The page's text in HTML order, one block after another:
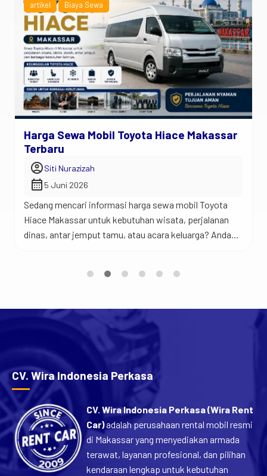
artikel Biaya Sewa
Harga Sewa Mobil Toyota Hiace Makassar
Terbaru
account_circleSiti Nurazizah
calendar_month 5 Juni 2026
Sedang mencari informasi harga sewa mobil Toyota
Hiace Makassar untuk kebutuhan wisata, perjalanan
dinas, antar jemput tamu, atau acara keluarga? Anda
perjalanan rombongan karena menawarkan kabin yang
kenyamanan yang sulit ditandingi mobil keluarga biasa.
CV. Wira Indonesia Perkasa
CV. Wira Indonesia Perkasa (Wira Rent
Car)adalah perusahaan rental mobil resmi
di Makassar yang menyediakan armada
terawat, layanan profesional, dan pilihan
kendaraan lengkap untuk kebutuhan